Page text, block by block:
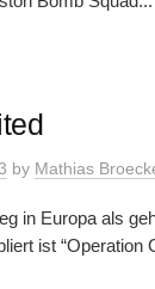
by Mathias
in Europa als
ist “Operation